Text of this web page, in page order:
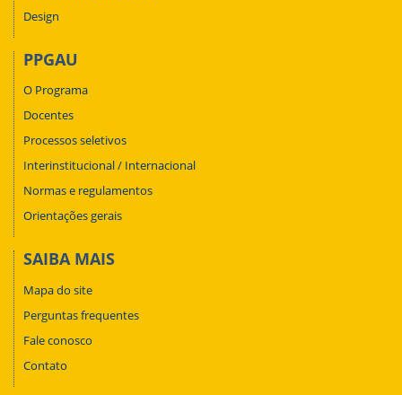
Design
PPGAU
O Programa
Docentes
Processos seletivos
Interinstitucional / Internacional
Normas e regulamentos
Orientações gerais
SAIBA MAIS
Mapa do site
Perguntas frequentes
Fale conosco
Contato